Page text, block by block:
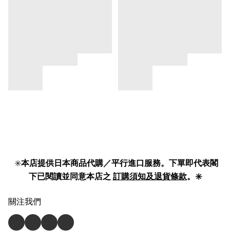
✳️本店提供日本商品代購／平行進口服務。下單即代表閣
下已閱讀並同意本店之 訂購須知及退貨條款。✳️
關注我們